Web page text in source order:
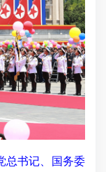
书记、国务委